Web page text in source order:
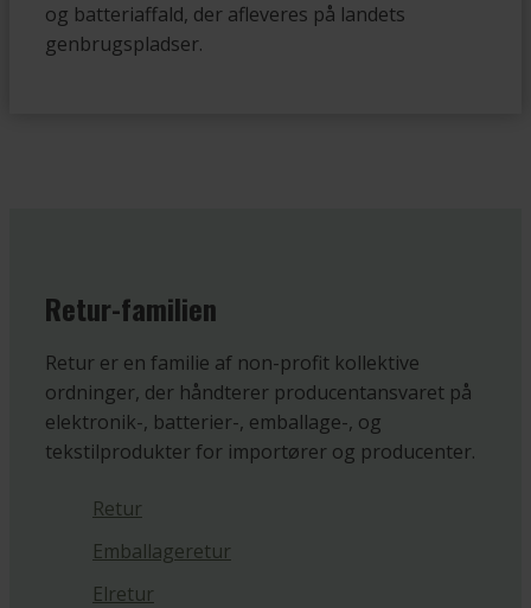
og batteriaffald, der afleveres på landets
genbrugspladser.
Retur-familien
Retur er en familie af non-profit kollektive
ordninger, der håndterer producentansvaret på
elektronik-, batterier-, emballage-, og
tekstilprodukter for importører og producenter.
Retur
Emballageretur
Elretur